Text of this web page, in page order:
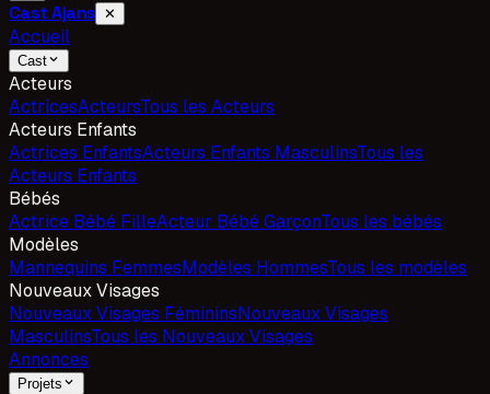
Cast Ajans ✕
Accueil
Cast
Acteurs
ActricesActeursTous les Acteurs
Acteurs Enfants
Actrices EnfantsActeurs Enfants MasculinsTous les
Acteurs Enfants
Bébés
Actrice Bébé FilleActeur Bébé GarçonTous les bébés
Modèles
Mannequins FemmesModèles HommesTous les modèles
Nouveaux Visages
Nouveaux Visages FémininsNouveaux Visages
MasculinsTous les Nouveaux Visages
Annonces
Projets